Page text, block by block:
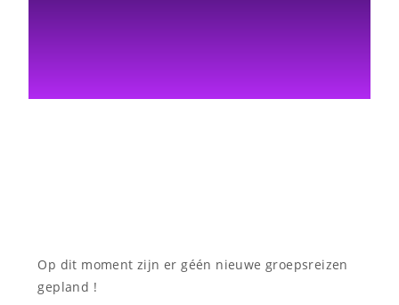
Op dit moment zijn er géén nieuwe groepsreizen
gepland !